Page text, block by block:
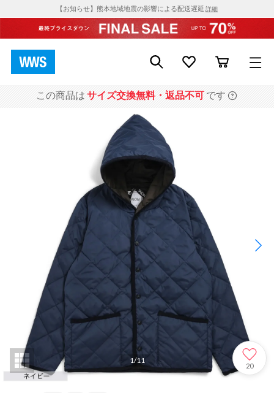
【お知らせ】熊本地域地震の影響による配送遅延 詳細
この商品は サイズ交換無料・返品不可 です
1/11
20